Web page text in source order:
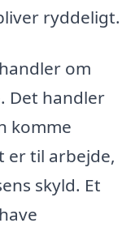
ryddeligt.
om
Det handler
komme
er til arbejde,
skyld. Et